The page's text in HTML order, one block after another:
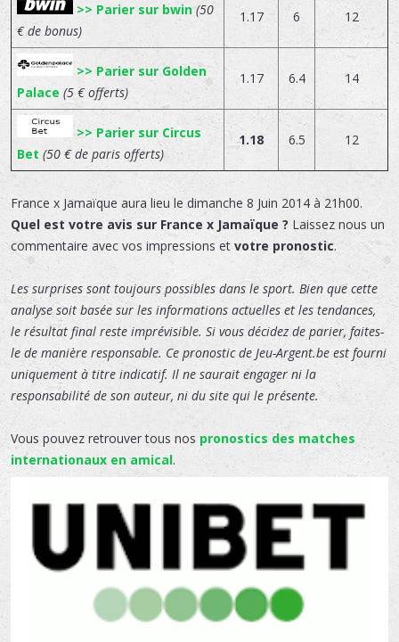
>> Parier sur bwin (50
€ de bonus)
1.17 6 12
>> Parier sur Golden
Palace (5 € offerts)
1.17 6.4 14
>> Parier sur Circus
Bet (50 € de paris offerts)
1.18 6.5 12
France x Jamaïque aura lieu ledimanche 8 Juin 2014 à 21h00.
Quel est votre avis sur France x Jamaïque ? Laissez nous un
commentaire avec vos impressions et votre pronostic.
Les surprises sont toujours possibles dans le sport. Bien que cette
analyse soit basée sur les informations actuelles et les tendances,
le résultat final reste imprévisible. Si vous décidez de parier, faites-
le de manière responsable. Ce pronostic de Jeu-Argent.be est fourni
uniquement à titre indicatif. Il ne saurait engager ni la
responsabilité de son auteur, ni du site qui le présente.
Vous pouvez retrouver tous nos pronostics des matches
internationaux en amical.